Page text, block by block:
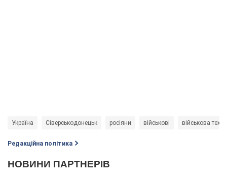
Україна Сіверськодонецьк росіяни військові військова
Редакційна політика